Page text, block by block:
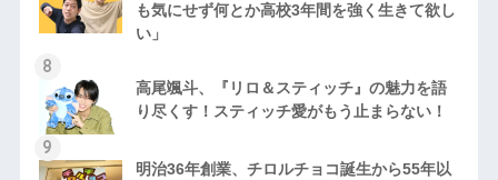
も気にせず何とか高校3年間を強く生きて欲し
い」
高尾颯斗、『リロ＆スティッチ』の魅力を語
り尽くす！スティッチ愛がもう止まらない！
明治36年創業、チロルチョコ誕生から55年以